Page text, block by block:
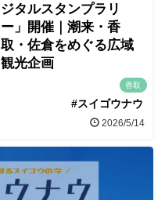
ジタルスタンプラリ
ー」開催｜潮来・香
取・佐倉をめぐる広域
観光企画
香取
#スイゴウナウ
2026/5/14